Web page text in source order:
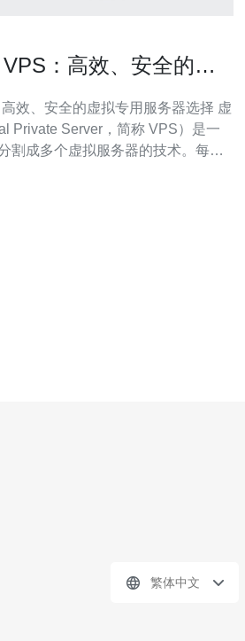
：高效、安全的虚
效、安全的虚拟专用服务器选择 虚
Private Server，简称 VPS）是一
割成多个虚拟服务器的技术。每个
的物理服务器一样。
繁体中文